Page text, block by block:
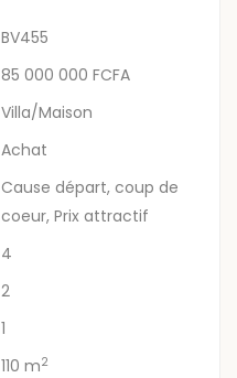
BV455
85 000 000 FCFA
Villa/Maison
Achat
Cause départ, coup de
coeur, Prix attractif
4
2
1
110 m2